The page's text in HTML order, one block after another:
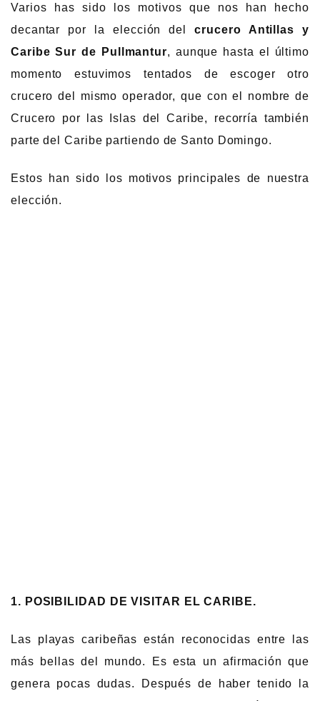
Varios has sido los motivos que nos han hecho
decantar por la elección delcrucero Antillas y
Caribe Sur de Pullmantur, aunque hasta el último
momento estuvimos tentados de escoger otro
crucero del mismo operador, que con el nombre de
Crucero por las Islas del Caribe, recorría también
parte del Caribe partiendo de Santo Domingo.
Estos han sido los motivos principales de nuestra
elección.
1. POSIBILIDAD DE VISITAR EL CARIBE.
Las playas caribeñas están reconocidas entre las
más bellas del mundo. Es esta un afirmación que
genera pocas dudas. Después de haber tenido la